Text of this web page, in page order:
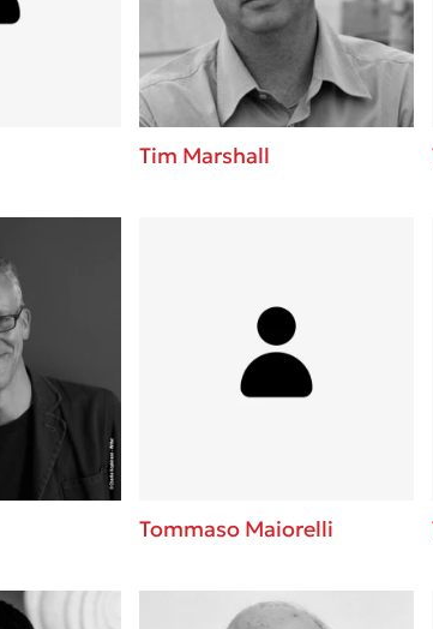
Tim Marshall
Tommaso Maiorelli